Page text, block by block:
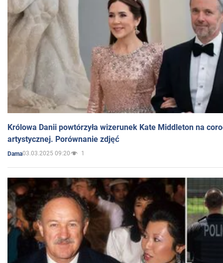
Królowa Danii powtórzyła wizerunek Kate Middleton na
artystycznej. Porównanie zdjęć
Dama03.03.2025 09:20 1